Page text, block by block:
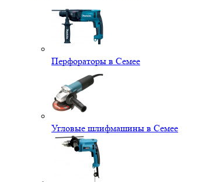
Перфораторы в Семее
Угловые шлифмашины в Семее